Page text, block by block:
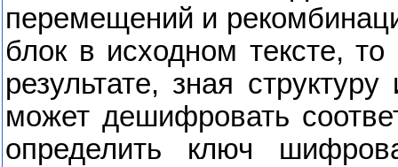
перемещений и
блок в исходном тексте,
результате, зная
может дешифровать
определить ключ